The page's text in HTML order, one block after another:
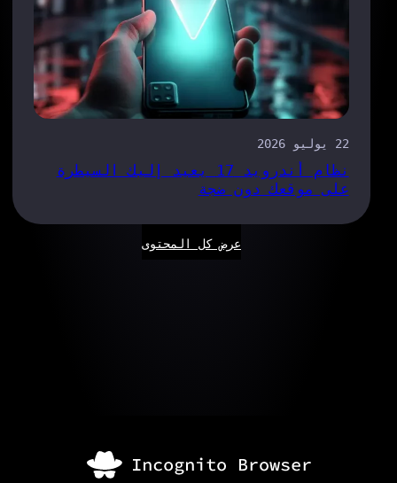
22 يوليو 2026
نظام أندرويد 17 يعيد إليك السيطرة
على موقعك دون ضجة
عرض كل المحتوى